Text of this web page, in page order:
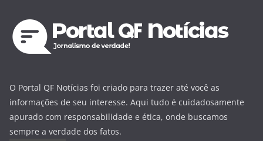
O Portal QF Notícias foi criado para trazer até você as
informações de seu interesse. Aqui tudo é cuidadosamente
apurado com responsabilidade e ética, onde buscamos
sempre a verdade dos fatos.